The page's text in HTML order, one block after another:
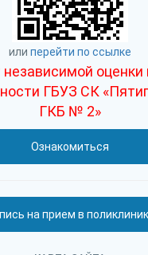
или перейти по ссылке
независимой оценки
ГБУЗ СК
ГКБ № 2»
Ознакомиться
на прием в